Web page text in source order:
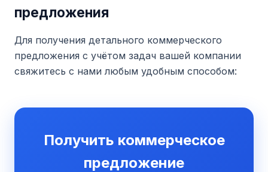
предложения
Для получения детального коммерческого
предложения с учётом задач вашей компании
свяжитесь с нами любым удобным способом:
Получить коммерческое
предложение